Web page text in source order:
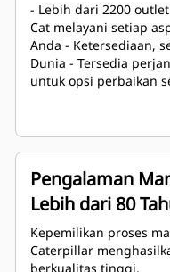
- Lebih dari 2200
Cat melayani setiap
Anda - Ketersediaan,
Dunia - Tersedia
untuk opsi perbaikan
Pengalaman
Lebih dari 80
Kepemilikan proses
Caterpillar
berkualitas tinggi.